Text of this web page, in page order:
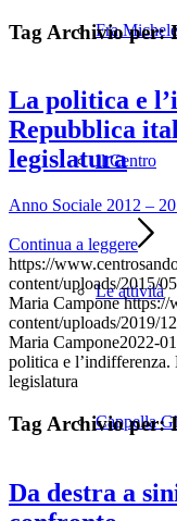
Fra
Il Centro
Le attività
Cappella
Tag Archivio per:
La politica e
Repubblica
legislatura
Anno Sociale 2012 –
Continua a leggere
https://
content/uploads/2015/
Maria Campone https://
content/uploads/2019/
Maria Campone2022-
politica e
legislatura
Tag Archivio per:
Da destra a